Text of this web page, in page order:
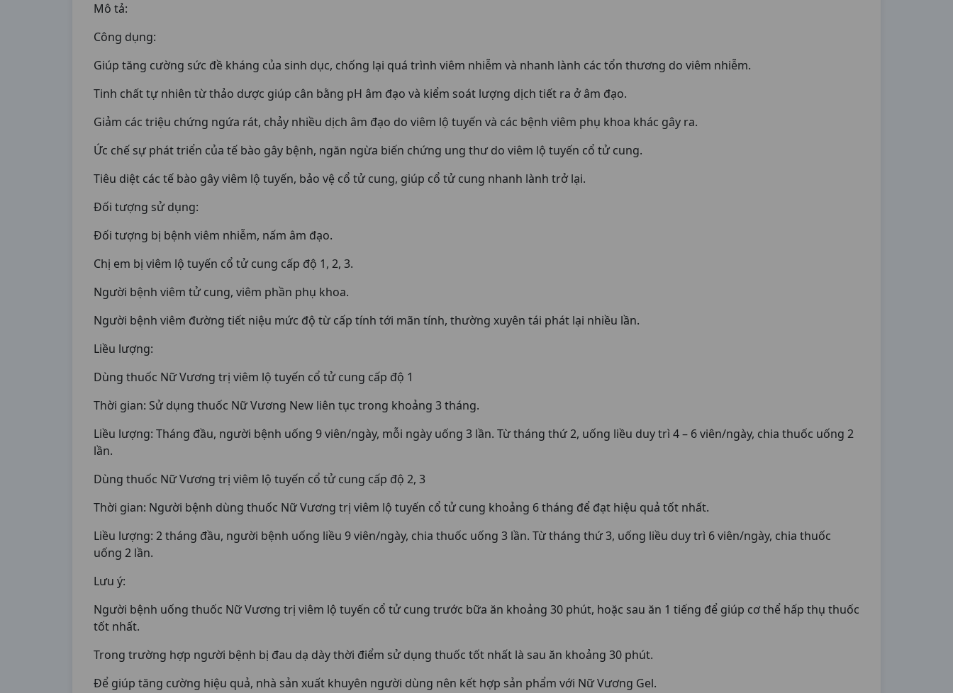
Mô tả:
Công dụng:
Giúp tăng cường sức đề kháng của sinh dục, chống lại quá trình viêm nhiễm và nhanh lành các tổn thương do viêm nhiễm.
Tinh chất tự nhiên từ thảo dược giúp cân bằng pH âm đạo và kiểm soát lượng dịch tiết ra ở âm đạo.
Giảm các triệu chứng ngứa rát, chảy nhiều dịch âm đạo do viêm lộ tuyến và các bệnh viêm phụ khoa khác gây ra.
Ức chế sự phát triển của tế bào gây bệnh, ngăn ngừa biến chứng ung thư do viêm lộ tuyến cổ tử cung.
Tiêu diệt các tế bào gây viêm lộ tuyến, bảo vệ cổ tử cung, giúp cổ tử cung nhanh lành trở lại.
Đối tượng sử dụng:
Đối tượng bị bệnh viêm nhiễm, nấm âm đạo.
Chị em bị viêm lộ tuyến cổ tử cung cấp độ 1, 2, 3.
Người bệnh viêm tử cung, viêm phần phụ khoa.
Người bệnh viêm đường tiết niệu mức độ từ cấp tính tới mãn tính, thường xuyên tái phát lại nhiều lần.
Liều lượng:
Dùng thuốc Nữ Vương trị viêm lộ tuyến cổ tử cung cấp độ 1
Thời gian: Sử dụng thuốc Nữ Vương New liên tục trong khoảng 3 tháng.
Liều lượng: Tháng đầu, người bệnh uống 9 viên/ngày, mỗi ngày uống 3 lần. Từ tháng thứ 2, uống liều duy trì 4 – 6 viên/ngày, chia thuốc uống 2
lần.
Dùng thuốc Nữ Vương trị viêm lộ tuyến cổ tử cung cấp độ 2, 3
Thời gian: Người bệnh dùng thuốc Nữ Vương trị viêm lộ tuyến cổ tử cung khoảng 6 tháng để đạt hiệu quả tốt nhất.
Liều lượng: 2 tháng đầu, người bệnh uống liều 9 viên/ngày, chia thuốc uống 3 lần. Từ tháng thứ 3, uống liều duy trì 6 viên/ngày, chia thuốc
uống 2 lần.
Lưu ý:
Người bệnh uống thuốc Nữ Vương trị viêm lộ tuyến cổ tử cung trước bữa ăn khoảng 30 phút, hoặc sau ăn 1 tiếng để giúp cơ thể hấp thụ thuốc
tốt nhất.
Trong trường hợp người bệnh bị đau dạ dày thời điểm sử dụng thuốc tốt nhất là sau ăn khoảng 30 phút.
Để giúp tăng cường hiệu quả, nhà sản xuất khuyên người dùng nên kết hợp sản phẩm với Nữ Vương Gel.